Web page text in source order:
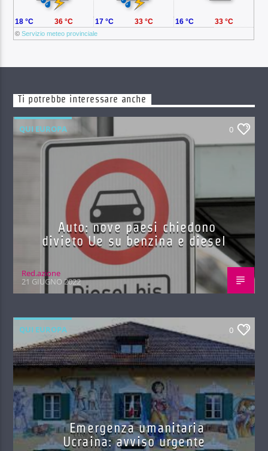
©Servizio meteo provinciale
18 °C 36 °C 17 °C 33 °C 16 °C 33 °C
Ti potrebbe interessare anche
QUI EUROPA 0
Auto: nove paesi chiedono
divieto Ue su benzina e diesel
Red.azione
21 GIUGNO 2022
QUI EUROPA 0
Emergenza umanitaria
Ucraina: avviso urgente